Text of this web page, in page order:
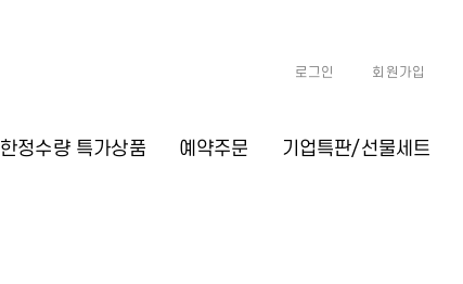
한정수량 특가상품 예약주문 기업특판/선물세트
로그인 회원가입